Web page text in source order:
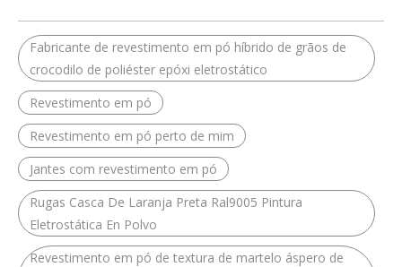
Fabricante de revestimento em pó híbrido de grãos de
crocodilo de poliéster epóxi eletrostático
Revestimento em pó
Revestimento em pó perto de mim
Jantes com revestimento em pó
Rugas Casca De Laranja Preta Ral9005 Pintura
Eletrostática En Polvo
Revestimento em pó de textura de martelo áspero de